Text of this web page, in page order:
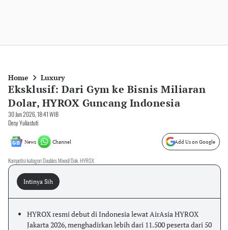
Home Luxury
Eksklusif: Dari Gym ke Bisnis Miliaran
Dolar, HYROX Guncang Indonesia
30 Jun 2026, 18:41 WIB
Desy Yuliastuti
News Channel Add Us on Google
Kompetisi kategori Doubles Mixed/Dok. HYROX
Intinya Sih
HYROX resmi debut di Indonesia lewat AirAsia HYROX
Jakarta 2026, menghadirkan lebih dari 11.500 peserta dari 50